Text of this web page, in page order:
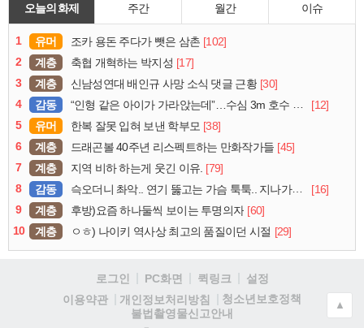
오늘의 화제 주간 월간 이슈
1 유머 조카 용돈 주다가 뺏은 삼촌 [102]
2
계층 축협 개혁하는 박지성 [17]
3
계층 신남성연대 배인규 사망 소식 댓글 근황 [30]
4
감동 “인형 같은 아이가 가라앉는데”…수심 3m 호수 뛰어든 60대 의인
[12]
5
유머 한복 잘못 입혀 보낸 학부모 [38]
6
계층 드래곤볼 40주년 리스펙트하는 만화작가들 [45]
7
계층 지역 비하 하는게 웃긴 이유. [79]
8
감동 슥오더니 촤악.. 연기 뚫고는 가슴 툭툭.. 지나가던 아재의 정체
[16]
9
계층 후방)요즘 하나둘씩 보이는 투명의자 [60]
10
계층 ㅇㅎ) 나이키 역사상 최고의 품질이던 시절 [29]
로그인 PC화면 퀵링크
설정
이용약관
개인정보처리방침
청소년보호정책
불법촬영물신고안내
▲